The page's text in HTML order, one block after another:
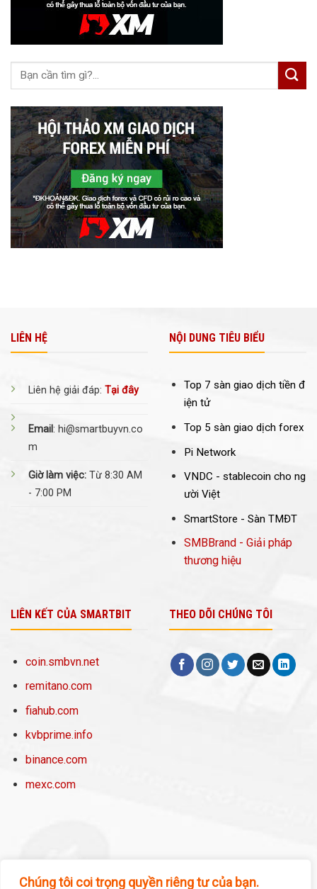
Chúng tôi coi trọng quyền riêng tư của bạn.
LIÊN HỆ
Liên hệ giải đáp: Tại đây
Email: hi@smartbuyvn.co
m
Giờ làm việc: Từ 8:30 AM
- 7:00 PM
NỘI DUNG TIÊU BIỂU
Top 7 sàn giao dịch tiền đ
iện tử
Top 5 sàn giao dịch forex
Pi Network
VNDC - stablecoin cho ng
ười Việt
SmartStore - Sàn TMĐT
SMBBrand - Giải pháp
thương hiệu
LIÊN KẾT CỦA SMARTBIT
coin.smbvn.net
remitano.com
fiahub.com
kvbprime.info
binance.com
mexc.com
THEO DÕI CHÚNG TÔI